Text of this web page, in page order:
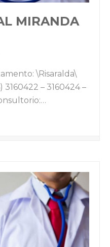
MIRANDA
\Risaralda\
– 3160424 –